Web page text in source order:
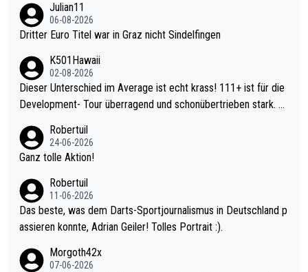
Julian11
06-08-2026
Dritter Euro Titel war in Graz nicht Sindelfingen
K501Hawaii
02-08-2026
Dieser Unterschied im Average ist echt krass! 111+ ist für die
Development- Tour überragend und schonübertrieben stark. U
mal 40+ erst recht. Da gewinnst keinen Blumentopf - ist ja noc
h krasser wie ein Pokalspiel eines Kreisligisten vs einem Bund
Robertuil
24-06-2026
Ganz tolle Aktion!
Robertuil
11-06-2026
Das beste, was dem Darts-Sportjournalismus in Deutschland p
assieren konnte, Adrian Geiler! Tolles Portrait :).
Morgoth42x
07-06-2026